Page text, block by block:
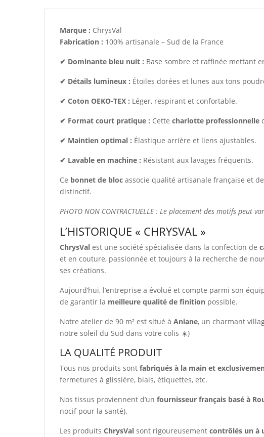
Marque : ChrysVal
Fabrication : 100% artisanale – Sud de la France
✔ Dominante bleu nuit : Base sombre et raffinée mettant
✔ Détails lumineux : Étoiles dorées et lunes aux tons
✔ Coton OEKO-TEX : Léger, respirant et confortable.
✔ Format court pratique : Cette charlotte professionnelle
✔ Maintien optimal : Élastique arrière et liens ajustables.
✔ Lavable en machine : Résistant aux lavages fréquents.
Ce bonnet de bloc associe qualité artisanale française et
distinctif.
PHOTO NON CONTRACTUELLE : Le placement des motifs peut
L’HISTORIQUE « CHRYSVAL »
ChrysVal est une société spécialisée dans la confection de
et en couture, passionnée et toujours à la recherche de
ses créations.
Aujourd’hui, l’entreprise a évolué et compte parmi son
de garantir la meilleure qualité de finition possible.
Notre atelier de 90 m² est situé à Aniane, un charmant
notre soleil du Sud dans votre colis ☀️)
LA QUALITÉ PRODUIT
Tous nos produits sont fabriqués à la main et
fermetures à glissière, biais, étiquettes, etc.
Nos tissus proviennent d’un fournisseur français basé à
nocif pour la santé).
Les produits ChrysVal sont rigoureusement contrôlés un à